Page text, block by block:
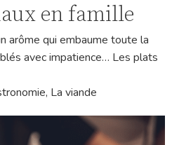
en famille
arôme qui embaume toute la
avec impatience… Les plats
, La viande